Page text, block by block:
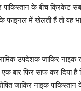
के बीच क्रिकेट
फाइनल में खेलती हैं तो वह
उपदेशक जाकिर
एक बार फिर साफ कर दिया है
जाकिर नाइक